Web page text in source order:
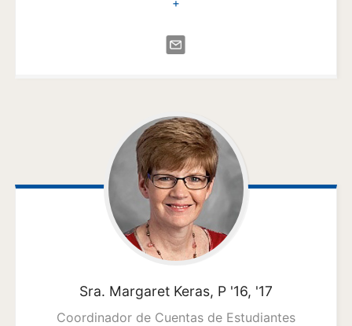
Sra. Margaret Keras, P '16, '17
Coordinador de Cuentas de Estudiantes